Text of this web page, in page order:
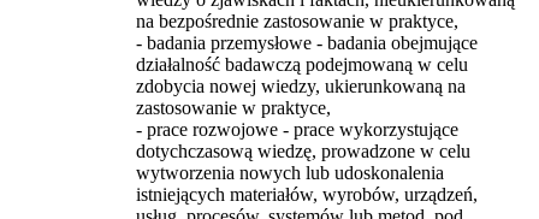
na bezpośrednie zastosowanie w praktyce,
- badania przemysłowe - badania obejmujące
działalność badawczą podejmowaną w celu
zdobycia nowej wiedzy, ukierunkowaną na
zastosowanie w praktyce,
- prace rozwojowe - prace wykorzystujące
dotychczasową wiedzę, prowadzone w celu
wytworzenia nowych lub udoskonalenia
istniejących materiałów, wyrobów, urządzeń,